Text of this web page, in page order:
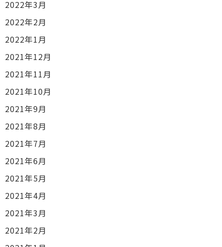
2022年3月
2022年2月
2022年1月
2021年12月
2021年11月
2021年10月
2021年9月
2021年8月
2021年7月
2021年6月
2021年5月
2021年4月
2021年3月
2021年2月